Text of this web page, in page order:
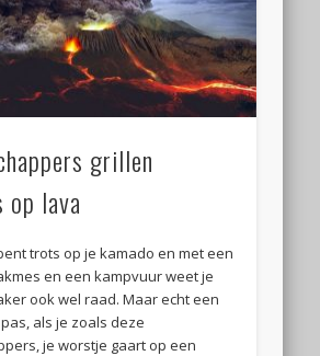
grillen
lava
trots op je kamado en met een
en een kampvuur weet je
ook wel raad. Maar echt een
als je zoals deze
je worstje gaart op een